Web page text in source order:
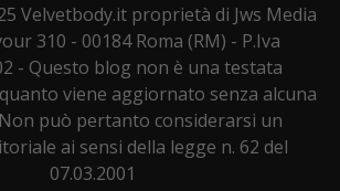
Velvetbody.it proprietà di Jws Media
310 - 00184 Roma (RM) - P.Iva
- Questo blog non è una testata
viene aggiornato senza alcuna
può pertanto considerarsi un
ai sensi della legge n. 62 del
07.03.2001